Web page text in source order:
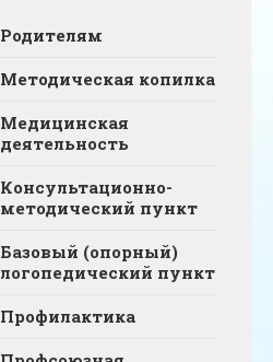
Родителям
Методическая копилка
Медицинская
деятельность
Консультационно-
методический пункт
Базовый (опорный)
логопедический пункт
Профилактика